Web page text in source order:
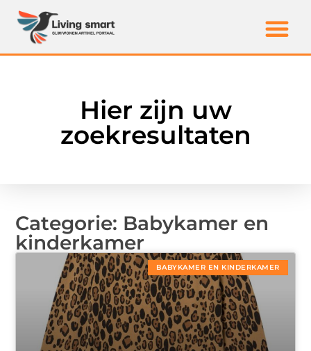
Hier zijn uw
zoekresultaten
Categorie: Babykamer en
kinderkamer
BABYKAMER EN KINDERKAMER